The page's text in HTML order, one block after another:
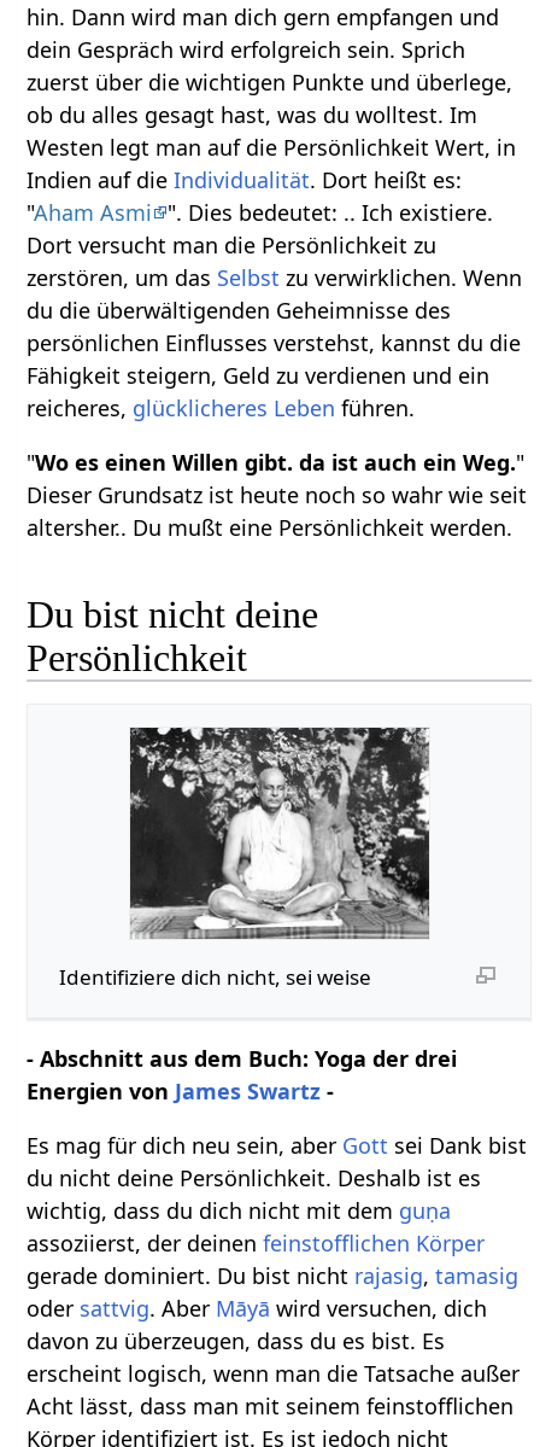
hin. Dann wird man dich gern empfangen und
dein Gespräch wird erfolgreich sein. Sprich
zuerst über die wichtigen Punkte und überlege,
ob du alles gesagt hast, was du wolltest. Im
Westen legt man auf die Persönlichkeit Wert, in
Indien auf dieIndividualität. Dort heißt es:
"Aham Asmi
". Dies bedeutet: .. Ich existiere.
Dort versucht man die Persönlichkeit zu
zerstören, um das Selbst zu verwirklichen. Wenn
du die überwältigenden Geheimnisse des
persönlichen Einflusses verstehst, kannst du die
Fähigkeit steigern, Geld zu verdienen und ein
reicheres, glücklicheres Leben führen.
"Wo es einen Willen gibt. da ist auch ein Weg."
Dieser Grundsatz ist heute noch so wahr wie seit
altersher.. Du mußt eine Persönlichkeit werden.
Du bist nicht deine
Persönlichkeit
Identifiziere dich nicht, sei weise
- Abschnitt aus dem Buch: Yoga der drei
Energien von James Swartz -
Es mag für dich neu sein, aber Gott sei Dank bist
du nicht deine Persönlichkeit. Deshalb ist es
wichtig, dass du dich nicht mit dem guṇa
as⁠soziierst, der deinenfeinstofflichen Körper
gerade dominiert. Du bist nicht rajasig,tamasig
oder sattvig. Aber Māyā wird versuchen, dich
davon zu überzeugen, dass du es bist. Es
erscheint logisch, wenn man die Tatsache außer
Acht lässt, dass man mit seinem feinstofflichen
Körper identifiziert ist. Es ist jedoch nicht